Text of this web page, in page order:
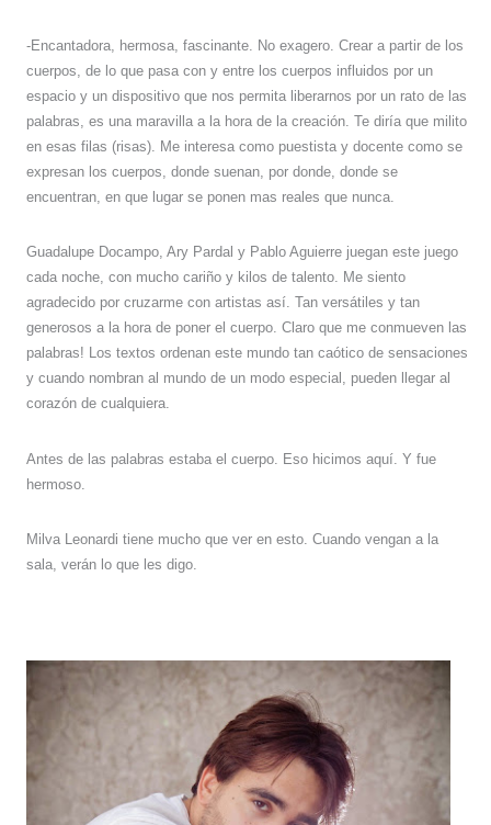
-Encantadora, hermosa, fascinante. No exagero. Crear a partir de los
cuerpos, de lo que pasa con y entre los cuerpos influidos por un
espacio y un dispositivo que nos permita liberarnos por un rato de las
palabras, es una maravilla a la hora de la creación. Te diría que milito
en esas filas (risas). Me interesa como puestista y docente como se
expresan los cuerpos, donde suenan, por donde, donde se
encuentran, en que lugar se ponen mas reales que nunca.
Guadalupe Docampo, Ary Pardal y Pablo Aguierre juegan este juego
cada noche, con mucho cariño y kilos de talento. Me siento
agradecido por cruzarme con artistas así. Tan versátiles y tan
generosos a la hora de poner el cuerpo. Claro que me conmueven las
palabras! Los textos ordenan este mundo tan caótico de sensaciones
y cuando nombran al mundo de un modo especial, pueden llegar al
corazón de cualquiera.
Antes de las palabras estaba el cuerpo. Eso hicimos aquí. Y fue
hermoso.
Milva Leonardi tiene mucho que ver en esto. Cuando vengan a la
sala, verán lo que les digo.